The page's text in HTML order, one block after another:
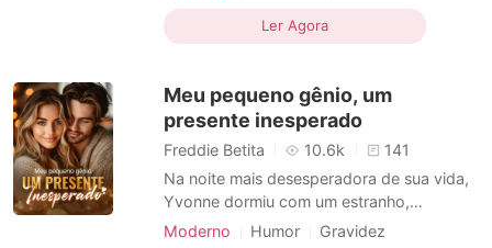
misterioso e poderosíssimo? Incrédula,
Meagan correu para o pequeno
braçosdo marido: "Dizem que você é o
famoso s
Encantador
Bebê adorável
Tema-Família
Dramático
Ler Agora
Meu pequeno gênio, um
presente inesperado
Freddie Betita 10.6k
141
Na noite mais desesperadora de sua vida,
Yvonne dormiu com um estranho,
enquanto seu namorado a traía com sua
Moderno Humor
Gravidez